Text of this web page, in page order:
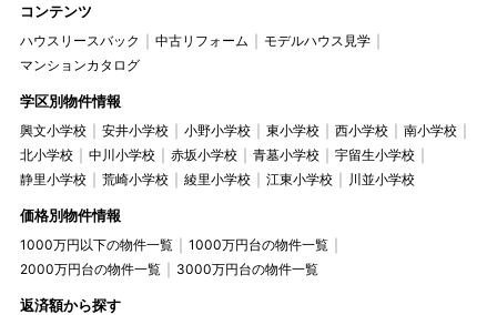
コンテンツ
ハウスリースバック 中古リフォーム
モデルハウス見学
マンションカタログ
学区別物件情報
興文小学校 安井小学校 小野小学校 東小学校 西小学校
南小学校
北小学校
中川小学校 赤坂小学校 青墓小学校
宇留生小学校
静里小学校
荒崎小学校 綾里小学校 江東小学校 川並小学校
価格別物件情報
1000万円以下の物件一覧
1000万円台の物件一覧
2000万円台の物件一覧
3000万円台の物件一覧
返済額から探す